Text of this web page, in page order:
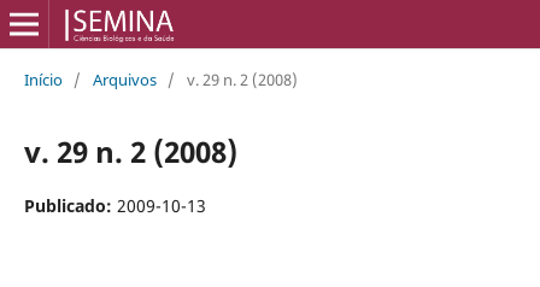
Início / Arquivos / v. 29 n. 2 (2008)
v. 29 n. 2 (2008)
Publicado: 2009-10-13